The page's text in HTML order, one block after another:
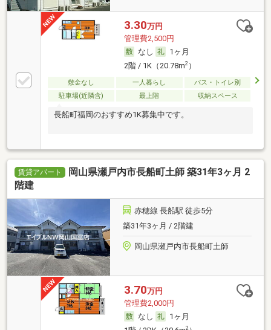
3.30万円
管理費2,500円
なし
1ヶ月
2階 / 1K（20.78m2）
敷金なし 一人暮らし
バス・トイレ別
駐車場(近隣含)
最上階 収納スペース
長船町福岡のおすすめ1K募集中です。
賃貸アパート
岡山県瀬戸内市長船町土師 築31年3ヶ月 2
階建
赤穂線 長船駅 徒歩5分
築31年3ヶ月 / 2階建
岡山県瀬戸内市長船町土師
3.70万円
管理費2,000円
なし
1ヶ月
2